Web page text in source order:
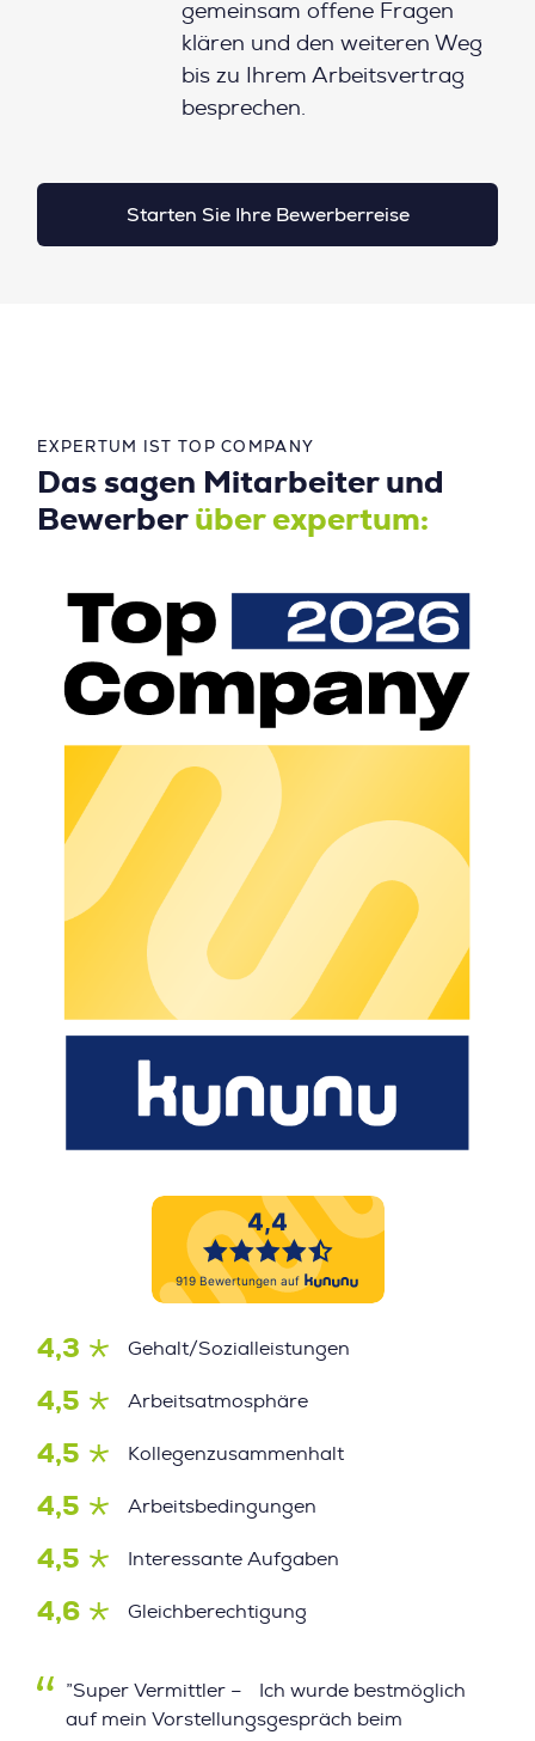
gemeinsam offene Fragen
klären und den weiteren Weg
bis zu Ihrem Arbeitsvertrag
besprechen.
Starten Sie Ihre Bewerberreise
EXPERTUM IST TOP COMPANY
Das sagen Mitarbeiter und
Bewerber über expertum:
4,3 Gehalt/Sozialleistungen
4,5 Arbeitsatmosphäre
4,5 Kollegenzusammenhalt
4,5 Arbeitsbedingungen
4,5 Interessante Aufgaben
4,6 Gleichberechtigung
”Super Vermittler – Ich wurde bestmöglich
auf mein Vorstellungsgespräch beim